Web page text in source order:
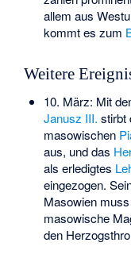
allem aus
kommt es zum
Weitere
10. März: Mit
Janusz III. stirbt
masowischen
aus, und das
als erledigtes
eingezogen.
Masowienmuss
masowische
den